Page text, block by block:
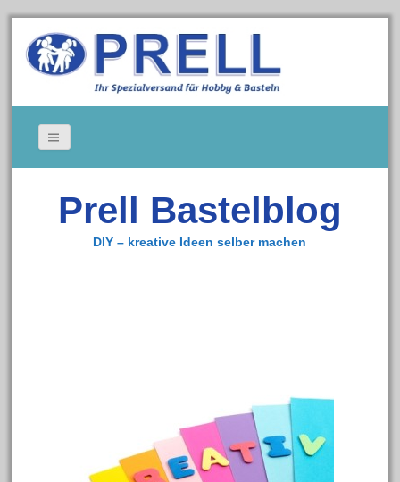
Gedeckte Tische
Kerzen
Prell Bastelblog
DIY – kreative Ideen selber machen